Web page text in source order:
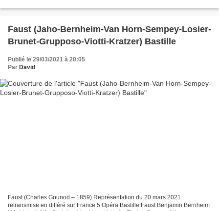
Faust (Jaho-Bernheim-Van Horn-Sempey-Losier-
Brunet-Grupposo-Viotti-Kratzer) Bastille
Publié le 29/03/2021 à 20:05
Par David
Faust (Charles Gounod – 1859) Représentation du 20 mars 2021
retransmise en différé sur France 5 Opéra Bastille Faust Benjamin Bernheim